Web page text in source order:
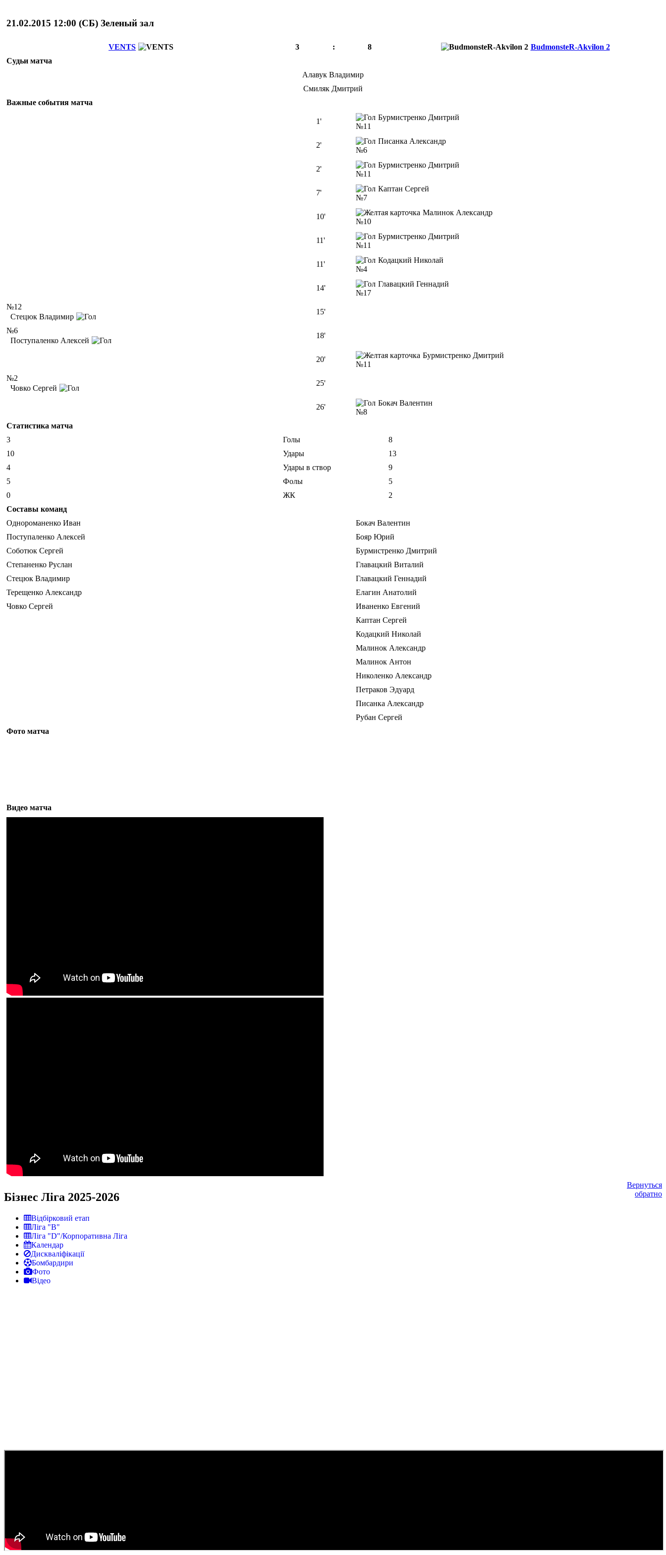
21.02.2015 12:00 (СБ) Зеленый зал
VENTS 3 : 8
BudmonsteR-Akvilon 2
Судьи матча
Алавук Владимир
Смиляк Дмитрий
Важные события матча
1'
Бурмистренко Дмитрий
№11
2'
Писанка Александр
№6
2'
Бурмистренко Дмитрий
№11
7'
Каптан Сергей
№7
10'
Малинок Александр
№10
11'
Бурмистренко Дмитрий
№11
11'
Кодацкий Николай
№4
14'
Главацкий Геннадий
№17
№12
Стецюк Владимир
15'
№6
Поступаленко Алексей
18'
20'
Бурмистренко Дмитрий
№11
№2
Човко Сергей
25'
26'
Бокач Валентин
№8
Статистика матча
3
Голы
8
10
Удары
13
4
Удары в створ
9
5
Фолы
5
0
ЖК
2
Составы команд
Однороманенко Иван
Бокач Валентин
Поступаленко Алексей
Бояр Юрий
Соботюк Сергей
Бурмистренко Дмитрий
Степаненко Руслан
Главацкий Виталий
Стецюк Владимир
Главацкий Геннадий
Терещенко Александр
Елагин Анатолий
Човко Сергей
Иваненко Евгений
Каптан Сергей
Кодацкий Николай
Малинок Александр
Малинок Антон
Николенко Александр
Петраков Эдуард
Писанка Александр
Рубан Сергей
Фото матча
Видео матча
Вернуться
обратно
Бізнес Ліга 2025-2026
Відбірковий етап
Ліга "В"
Ліга "D"/Корпоративна Ліга
Календар
Дискваліфікації
Бомбардири
Фото
Відео